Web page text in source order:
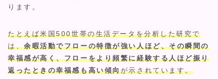
ります。
たとえば米国500世帯の生活データを分析した研究で
は、余暇活動でフローの特徴が強い人ほど、その瞬間の
幸福感が高く、フローをより頻繁に経験する人ほど振り
返ったときの幸福感も高い傾向が示されています。